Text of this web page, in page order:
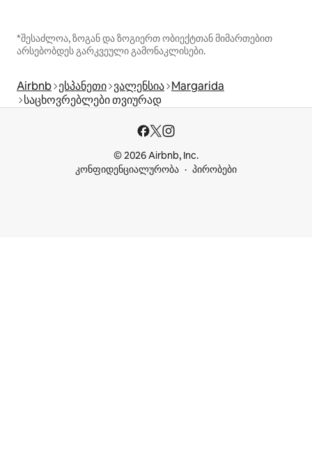
*შესაძლოა, ზოგან და ზოგიერთ ობიექტთან მიმართებით
არსებობდეს გარკვეული გამონაკლისები.
Airbnb ესპანეთი ვალენსია Margarida
საცხოვრებლები თვიურად
© 2026 Airbnb, Inc.
კონფიდენციალურობა
პირობები